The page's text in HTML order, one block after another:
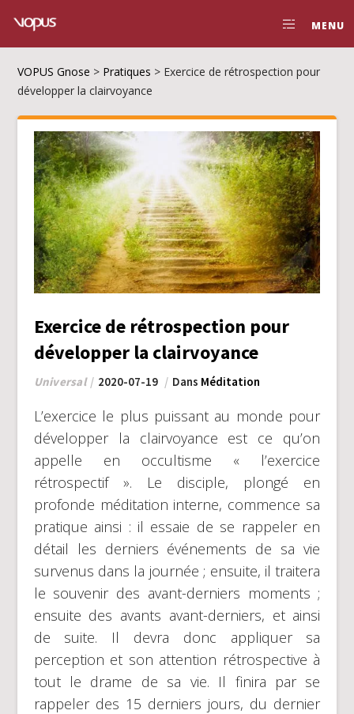
MENU
VOPUS Gnose > Pratiques > Exercice de rétrospection pour
développer la clairvoyance
Exercice de rétrospection pour
développer la clairvoyance
Universal 2020-07-19 Dans Méditation
L’exercice le plus puissant au monde pour
développer la clairvoyance est ce qu’on
appelle en occultisme « l’exercice
rétrospectif ». Le disciple, plongé en
profonde méditation interne, commence sa
pratique ainsi : il essaie de se rappeler en
détail les derniers événements de sa vie
survenus dans la journée ; ensuite, il traitera
le souvenir des avant-derniers moments ;
ensuite des avants avant-derniers, et ainsi
de suite. Il devra donc appliquer sa
perception et son attention rétrospective à
tout le drame de sa vie. Il finira par se
rappeler des 15 derniers jours, du dernier